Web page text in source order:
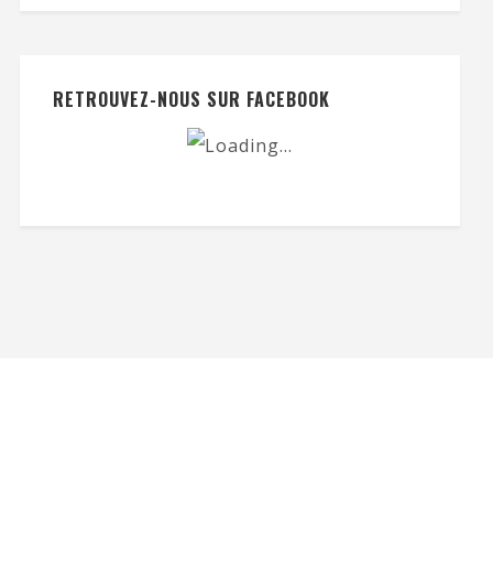
RETROUVEZ-NOUS SUR FACEBOOK